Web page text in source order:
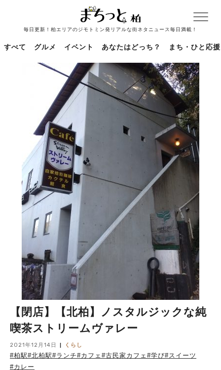
毎日更新！柏エリアのジモトミン発リアルな街ネタニュース毎日満載！
すべて グルメ イベント あなたはどっち？ まち・ひと応援
【閉店】【北柏】ノスタルジックな純
喫茶ストリームヴァレー
2021年12月14日 くらし
#柏駅#北柏駅#ランチ#カフェ #古民家カフェ #学び#スイーツ
#カレー